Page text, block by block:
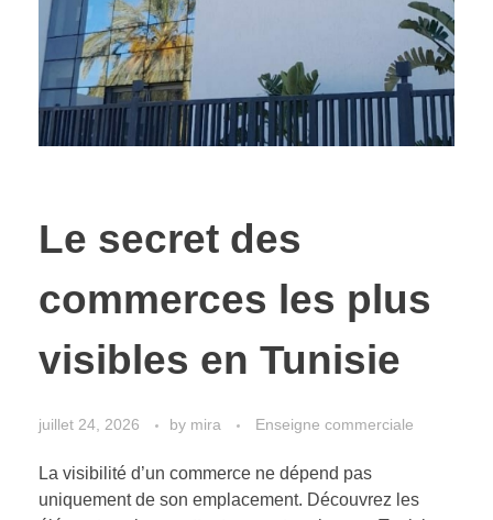
Le secret des
commerces les plus
visibles en Tunisie
juillet 24, 2026 by mira Enseigne commerciale
La visibilité d’un commerce ne dépend pas
uniquement de son emplacement. Découvrez les